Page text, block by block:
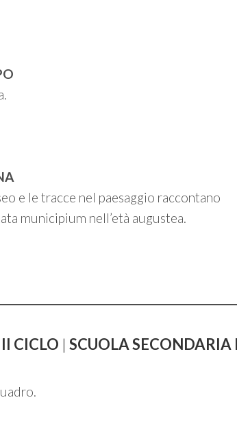
e le tracce nel paesaggio raccontano
municipium nell’età augustea.
CICLO | SCUOLA SECONDARIA